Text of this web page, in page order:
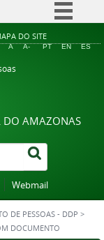
informação
DO SITE
A A- PT EN ES
DO AMAZONAS
Webmail
DE PESSOAS - DDP >
DOCUMENTO